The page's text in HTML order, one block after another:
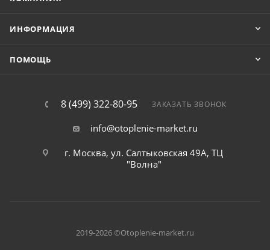
ИНФОРМАЦИЯ
ПОМОЩЬ
8 (499) 322-80-95 ЗАКАЗАТЬ ЗВОНОК
info@otoplenie-market.ru
г. Москва, ул. Салтыковская 49А, ТЦ
"Волна"
2019-2026 ©Otoplenie-market.ru